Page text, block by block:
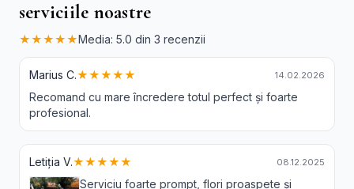
serviciile noastre
★★★★★Media: 5.0 din 3 recenzii
Marius C.★★★★★ 14.02.2026
Recomand cu mare încredere totul perfect și foarte
profesional.
Letiția V.★★★★★ 08.12.2025
Serviciu foarte prompt, flori proaspete și